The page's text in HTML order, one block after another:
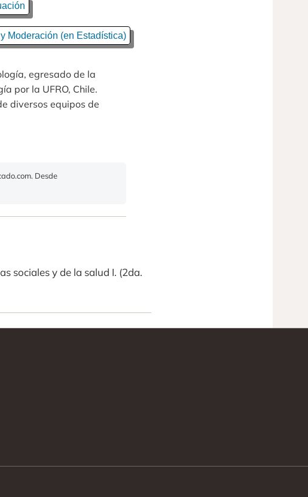
Moderación (en Estadística)
egresado de la
por la UFRO, Chile.
diversos equipos de
Desde
sociales y de la salud I. (2da.